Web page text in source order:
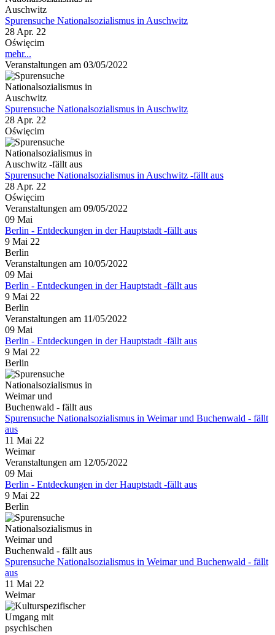
Spurensuche Nationalsozialismus in Auschwitz
28 Apr. 22
Oświęcim
mehr...
Veranstaltungen am 03/05/2022
Spurensuche Nationalsozialismus in Auschwitz
28 Apr. 22
Oświęcim
Spurensuche Nationalsozialismus in Auschwitz -fällt aus
28 Apr. 22
Oświęcim
Veranstaltungen am 09/05/2022
09 Mai
Berlin - Entdeckungen in der Hauptstadt -fällt aus
9 Mai 22
Berlin
Veranstaltungen am 10/05/2022
09 Mai
Berlin - Entdeckungen in der Hauptstadt -fällt aus
9 Mai 22
Berlin
Veranstaltungen am 11/05/2022
09 Mai
Berlin - Entdeckungen in der Hauptstadt -fällt aus
9 Mai 22
Berlin
Spurensuche Nationalsozialismus in Weimar und Buchenwald - fällt
aus
11 Mai 22
Weimar
Veranstaltungen am 12/05/2022
09 Mai
Berlin - Entdeckungen in der Hauptstadt -fällt aus
9 Mai 22
Berlin
Spurensuche Nationalsozialismus in Weimar und Buchenwald - fällt
aus
11 Mai 22
Weimar